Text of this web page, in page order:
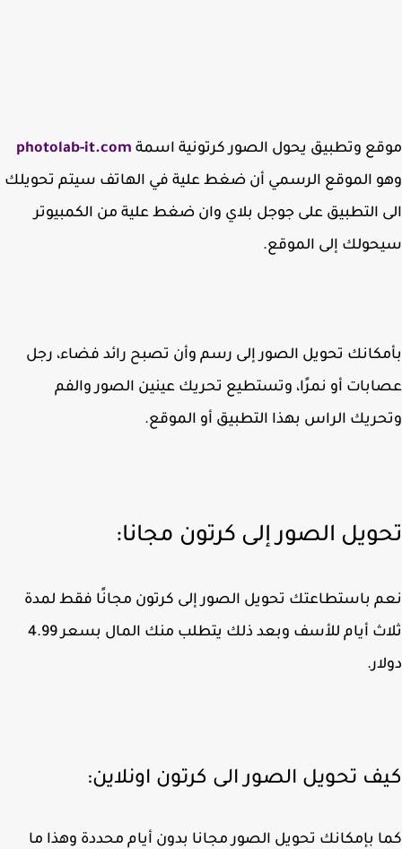
وتطبيق يحول الصور كرتونية اسمةphotolab-it.com
الموقع الرسمي أن ضغط علية في الهاتف سيتم تحويلك
التطبيق على جوجل بلاي وان ضغط علية من الكمبيوتر
إلى الموقع.
تحويل الصور إلى رسم وأن تصبح رائد فضاء، رجل
أو نمرًا، وتستطيع تحريك عينين الصور والفم
الراس بهذا التطبيق أو الموقع.
الصور إلى كرتون مجانا:
باستطاعتك تحويل الصور إلى كرتون مجانًا فقط لمدة
ثلاث أيام للأسف وبعد ذلك يتطلب منك المال بسعر 4.99
تحويل الصور الى كرتون اونلاين:
بإمكانك تحويل الصور مجانا بدون أيام محددة وهذا ما